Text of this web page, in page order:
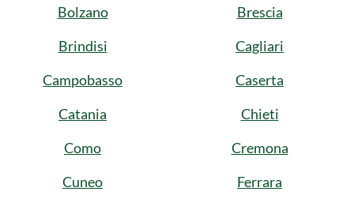
Bolzano
Brescia
Brindisi
Cagliari
Campobasso
Caserta
Catania
Chieti
Como
Cremona
Cuneo
Ferrara